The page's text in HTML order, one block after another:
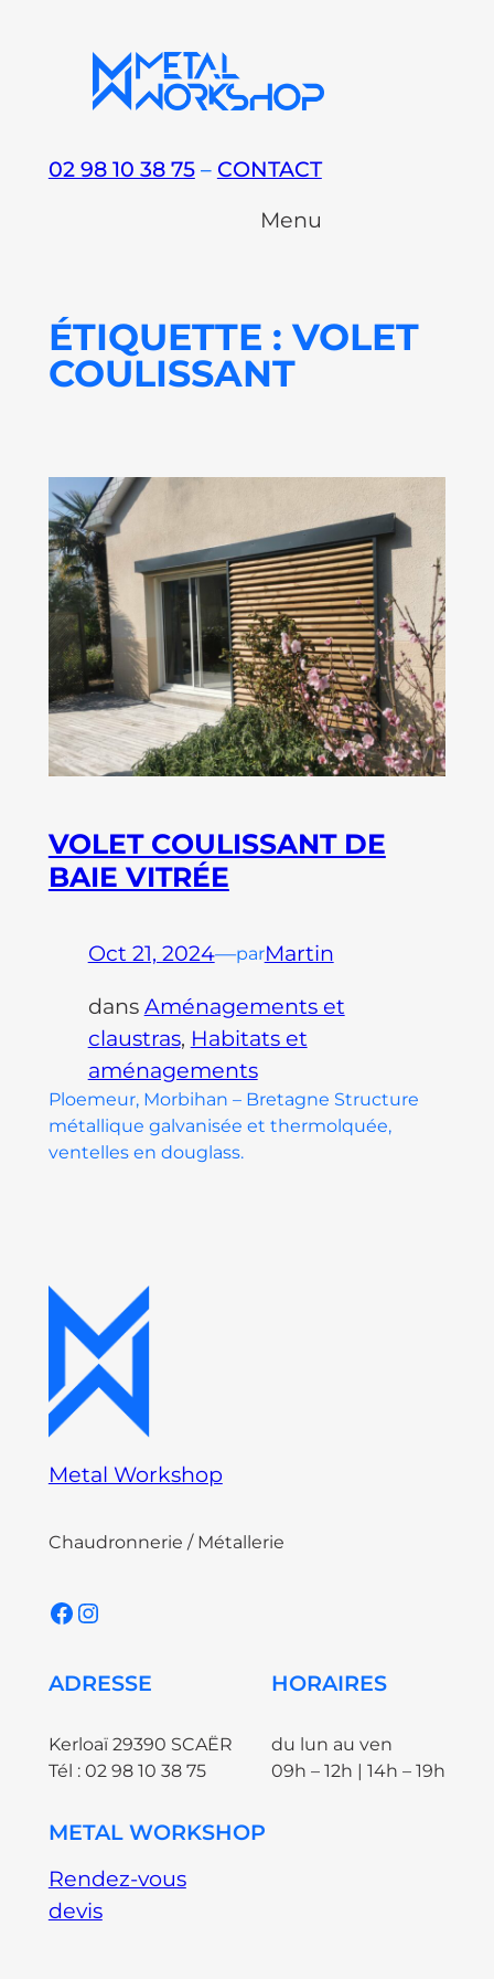
contenu
02 98 10 38 75– CONTACT
Menu
ÉTIQUETTE : VOLET
COULISSANT
VOLET COULISSANT DE
BAIE VITRÉE
Oct 21, 2024—parMartin
dans Aménagements et
claustras, Habitats et
aménagements
Ploemeur, Morbihan – Bretagne Structure
métallique galvanisée et thermolquée,
ventelles en douglass.
Metal Workshop
Chaudronnerie / Métallerie
Facebook Instagram
ADRESSE
Kerloaï 29390 SCAËR
Tél : 02 98 10 38 75
HORAIRES
du lun au ven
09h – 12h | 14h – 19h
METAL WORKSHOP
Rendez-vous
devis